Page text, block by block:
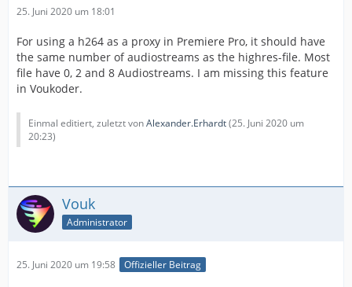
25. Juni 2020 um 18:01
For using a h264 as a proxy in Premiere Pro, it should have
the same number of audiostreams as the highres-file. Most
file have 0, 2 and 8 Audiostreams. I am missing this feature
in Voukoder.
Einmal editiert, zuletzt vonAlexander.Erhardt(25. Juni 2020 um
20:23)
Vouk
Administrator
25. Juni 2020 um 19:58 Offizieller Beitrag